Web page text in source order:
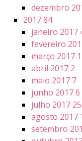
dezembro
201784
janeiro 2017
fevereiro
março 2017 1
abril 2017 2
maio 2017 7
junho 20176
julho 2017 25
agosto 2017
setembro